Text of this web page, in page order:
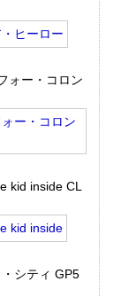
ォー・コロン
kid inside CL
シティ GP5